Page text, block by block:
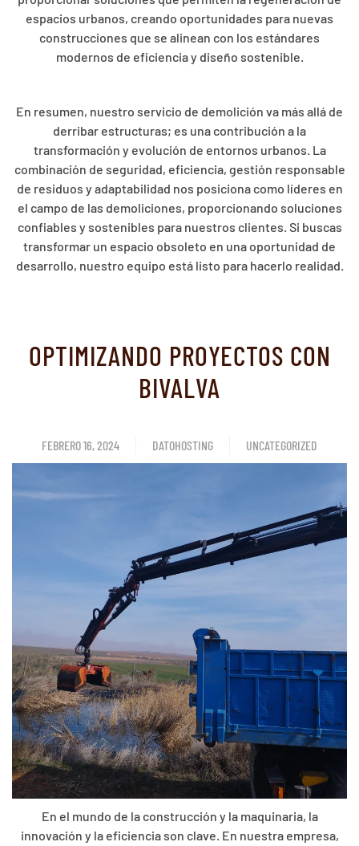
espacios urbanos, creando oportunidades para nuevas
construcciones que se alinean con los estándares
modernos de eficiencia y diseño sostenible.
En resumen, nuestro servicio de demolición va más allá de
derribar estructuras; es una contribución a la
transformación y evolución de entornos urbanos. La
combinación de seguridad, eficiencia, gestión responsable
de residuos y adaptabilidad nos posiciona como líderes en
el campo de las demoliciones, proporcionando soluciones
confiables y sostenibles para nuestros clientes. Si buscas
transformar un espacio obsoleto en una oportunidad de
desarrollo, nuestro equipo está listo para hacerlo realidad.
OPTIMIZANDO PROYECTOS CON
BIVALVA
FEBRERO 16, 2024 DATOHOSTING UNCATEGORIZED
En el mundo de la construcción y la maquinaria, la
innovación y la eficiencia son clave. En nuestra empresa,